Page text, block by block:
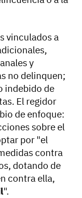
vinculados a
y
no delinquen;
indebido de
El regidor
de enfoque:
sobre el
por "el
contra
dotando de
contra ella,
".